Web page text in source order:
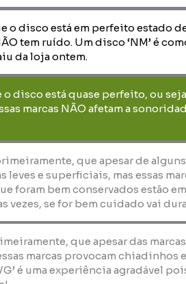
o disco está em perfeito estado
tem ruído. Um disco ‘NM’ é
da loja ontem.
o disco está quase perfeito, ou
marcas NÃO afetam a
que apesar de
leves e superficiais, mas essas
foram bem conservados estão
vezes, se for bem cuidado vai
que apesar das
marcas provocam
é uma experiência agradável